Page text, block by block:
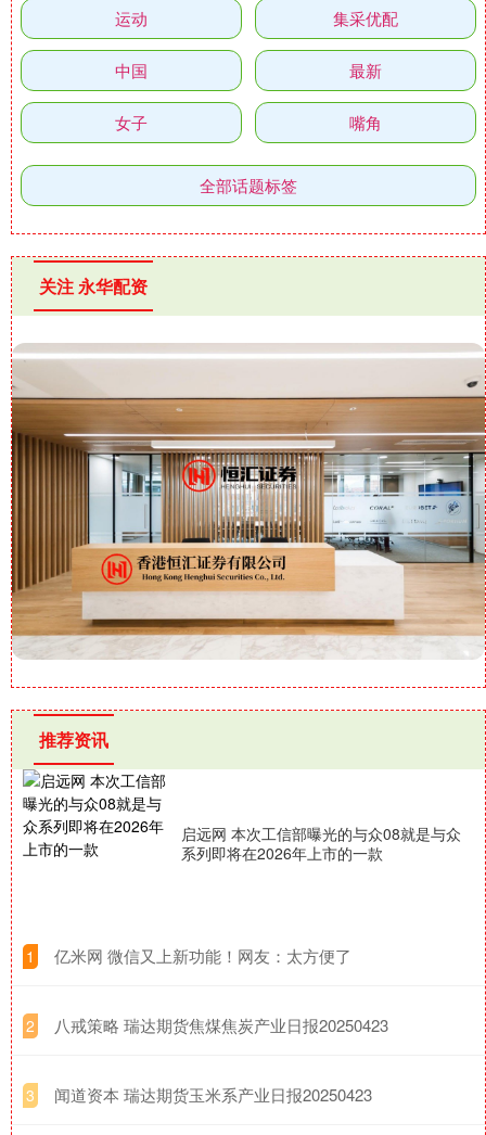
运动 集采优配
中国 最新
女子 嘴角
全部话题标签
关注 永华配资
推荐资讯
启远网 本次工信部曝光的与众08就是与众
系列即将在2026年上市的一款
1 ​亿米网 微信又上新功能！网友：太方便了
2 ​八戒策略 瑞达期货焦煤焦炭产业日报20250423
3 ​闻道资本 瑞达期货玉米系产业日报20250423